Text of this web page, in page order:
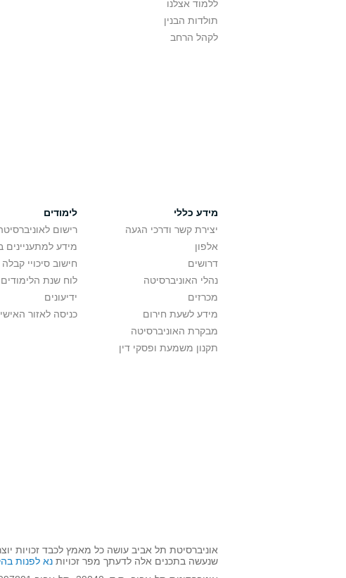
ללמוד אצלנו
תולדות הבנין
לקהל הרחב
מידע כללי
יצירת קשר ודרכי הגעה
אלפון
דרושים
נהלי האוניברסיטה
מכרזים
מידע לשעת חירום
מבקרת האוניברסיטה
תקנון משמעת ופסקי דין
לימודים
רישום
מידע למתעניינים
חישוב סיכויי
לוח שנת הלימודים
ידיעונים
כניסה לאזור האישי
אוניברסיטת תל אביב עושה כל מאמץ לכבד זכויות
שנעשה בתכנים אלה לדעתך מפר זכויות נא לפנות